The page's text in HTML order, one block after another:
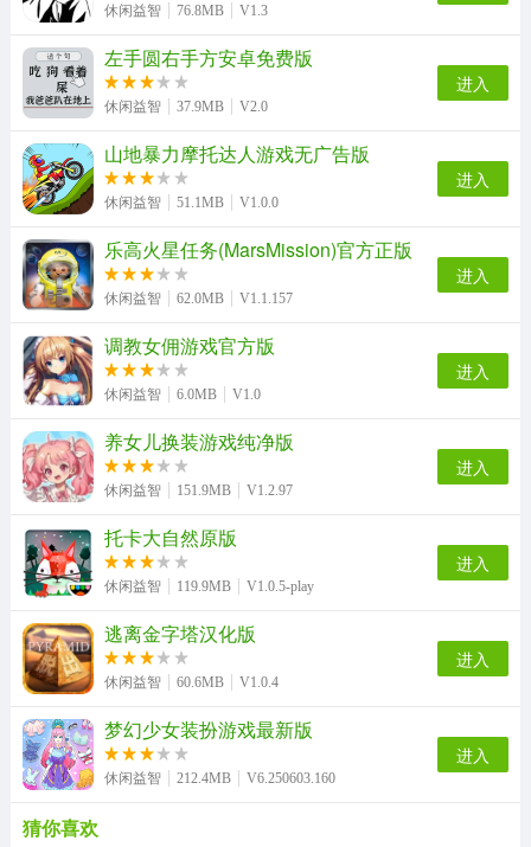
舞林大会官方正版 扔纸团手机版 直至死亡免费版
甜瓜游乐场模组官方最新版
休闲益智 76.8MB V1.3
左手圆右手方安卓免费版
休闲益智 37.9MB V2.0
进入
山地暴力摩托达人游戏无广告版
休闲益智 51.1MB V1.0.0
进入
乐高火星任务(MarsMission)官方正版
休闲益智 62.0MB V1.1.157
进入
调教女佣游戏官方版
休闲益智 6.0MB V1.0
进入
养女儿换装游戏纯净版
休闲益智 151.9MB V1.2.97
进入
托卡大自然原版
休闲益智 119.9MB V1.0.5-play
进入
逃离金字塔汉化版
休闲益智 60.6MB V1.0.4
进入
梦幻少女装扮游戏最新版
休闲益智 212.4MB V6.250603.160
进入
猜你喜欢